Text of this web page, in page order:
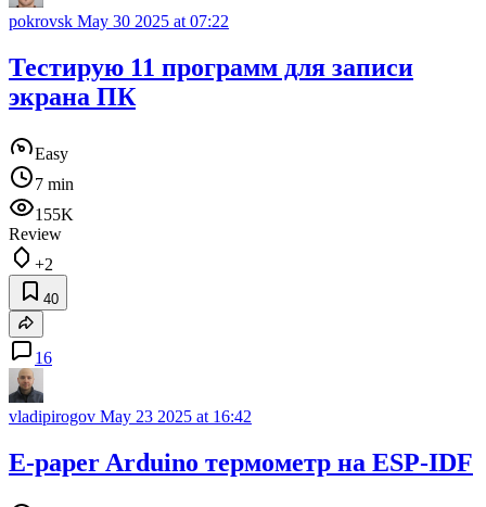
pokrovsk May 30 2025 at 07:22
Тестирую 11 программ для записи
экрана ПК
Easy
7 min
155K
Review
+2
40
16
vladipirogov May 23 2025 at 16:42
E-paper Arduino термометр на ESP-IDF